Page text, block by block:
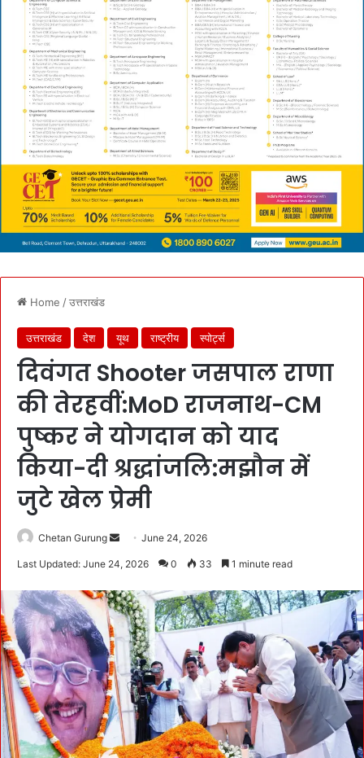
Home /उत्तराखंड
उत्तराखंड देश यूथ राष्ट्रीय स्पोर्ट्स
दिवंगत Shooter जसपाल राणा
की तेरहवीं:MoD राजनाथ-CM
पुष्कर ने योगदान को याद
किया-दी श्रद्धांजलि:मझौन में
जुटे खेल प्रेमी
Chetan Gurung
d
a
n
m
i
l
June 24, 2026
Last Updated: June 24, 2026 0 33 1 minute read